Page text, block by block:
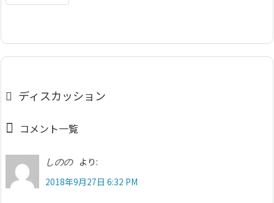
ディスカッション
コメント一覧
しのの
より:
2018年9月27日 6:32 PM